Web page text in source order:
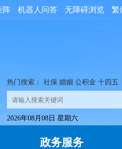
繁
无障碍浏览
机器人问答
阵
热门搜索： 社保 婚姻 公积金 十四五
2026年08月08日 星期六
政务服务